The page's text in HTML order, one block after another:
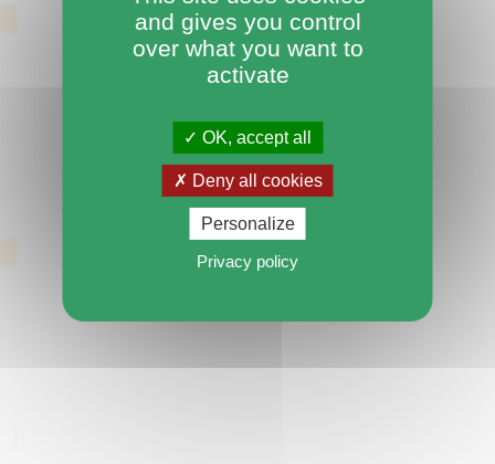
and gives you control
over what you want to
activate
OK, accept all
Deny all cookies
Personalize
Privacy policy